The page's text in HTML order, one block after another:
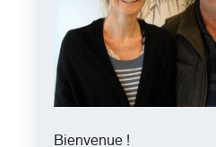
Bienvenue !